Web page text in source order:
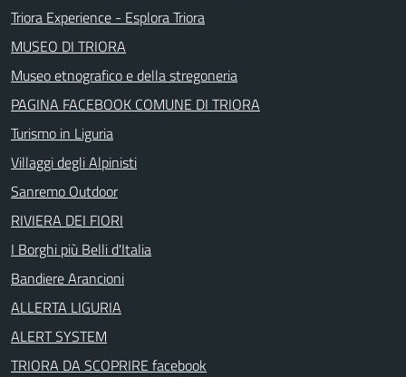
Triora Experience - Esplora Triora
MUSEO DI TRIORA
Museo etnografico e della stregoneria
PAGINA FACEBOOK COMUNE DI TRIORA
Turismo in Liguria
Villaggi degli Alpinisti
Sanremo Outdoor
RIVIERA DEI FIORI
I Borghi più Belli d'Italia
Bandiere Arancioni
ALLERTA LIGURIA
ALERT SYSTEM
TRIORA DA SCOPRIRE facebook